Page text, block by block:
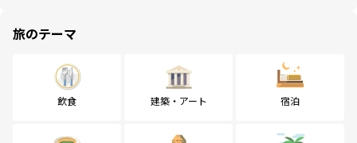
旅のテーマ
飲食 建築・アート 宿泊